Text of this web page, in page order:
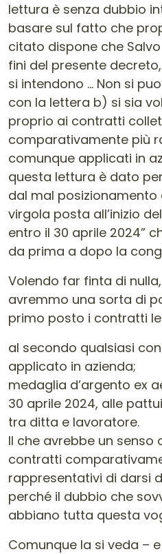
lettura è senza dubbio
basare sul fatto che
citato dispone che
fini del presente
si intendono … Non si
con la lettera b) si sia
proprio ai contratti
comparativamente più
comunque applicati in
questa lettura è dato
dal mal posizionamento
virgola posta all’inizio
entro il 30 aprile 2024”
da prima a dopo la
Volendo far finta di
avremmo una sorta di
primo posto i contratti
al secondo qualsiasi
applicato in azienda;
medaglia d’argento ex
30 aprile 2024, alle
tra ditta e lavoratore.
Il che avrebbe un senso
contratti
rappresentativi di darsi
perché il dubbio che
abbiano tutta questa
Comunque la si veda –